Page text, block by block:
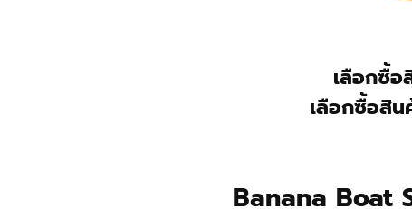
เลือกซื้อ
เลือกซื้อสิน
Banana Boat